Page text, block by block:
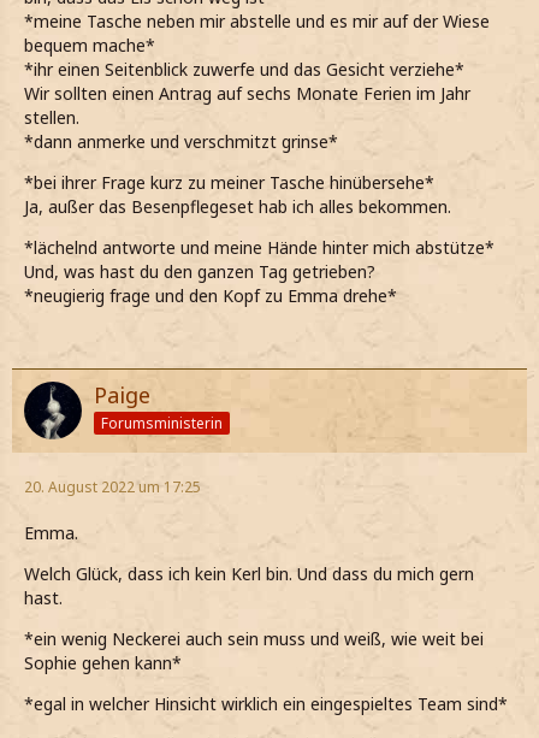
*meine Tasche neben mir abstelle und es mir auf der Wiese
bequem mache*
*ihr einen Seitenblick zuwerfe und das Gesicht verziehe*
Wir sollten einen Antrag auf sechs Monate Ferien im Jahr
stellen.
*dann anmerke und verschmitzt grinse*
*bei ihrer Frage kurz zu meiner Tasche hinübersehe*
Ja, außer das Besenpflegeset hab ich alles bekommen.
*lächelnd antworte und meine Hände hinter mich abstütze*
Und, was hast du den ganzen Tag getrieben?
*neugierig frage und den Kopf zu Emma drehe*
Paige
Forumsministerin
20. August 2022 um 17:25
Emma.
Welch Glück, dass ich kein Kerl bin. Und dass du mich gern
hast.
*ein wenig Neckerei auch sein muss und weiß, wie weit bei
Sophie gehen kann*
*egal in welcher Hinsicht wirklich ein eingespieltes Team sind*